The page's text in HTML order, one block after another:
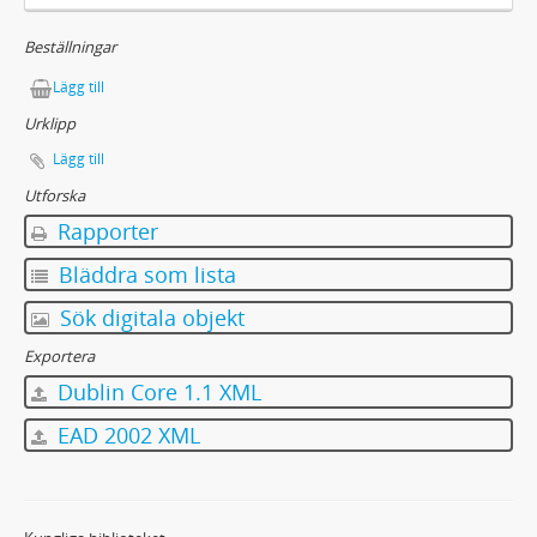
103 - MANUSKRIPT: Frithiofs saga
104 - MANUSKRIPT: Frithiofs saga - Textutdrag till operan
105 - MANUSKRIPT: Fru Weinbergs historier [Anekdoter berättade av en fru Weinberg]
106 - MANUSKRIPT: Selma Lagerlöf om Fryxell
108 - MANUSKRIPT: Frälsningssoldaten
109 - MANUSKRIPT: [Gustaf Fröding – Der geheimrat Goethe]
110 - MANUSKRIPT: Fröken Gabriele von Dardel
Beställningar
Lägg till
Urklipp
Lägg till
Utforska
Rapporter
Bläddra som lista
Sök digitala objekt
Exportera
Dublin Core 1.1 XML
EAD 2002 XML